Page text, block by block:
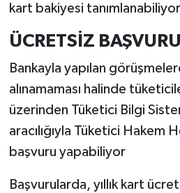
kart bakiyesi
ÜCRETSİZ
Bankayla yapılan
alınamaması halinde
üzerinden Tüketici Bilgi
aracılığıyla Tüketici Hakem
başvuru yapabiliyor
Başvurularda, yıllık kart